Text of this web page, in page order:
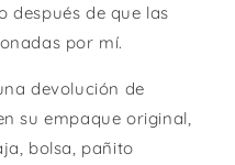
después de que las
por mí.
devolución de
su empaque original,
bolsa, pañito